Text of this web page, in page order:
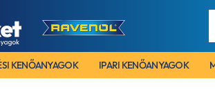
KENŐANYAGOK IPARI KENŐANYAGOK